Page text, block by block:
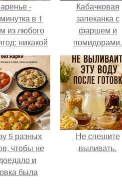
-
в 1
из любого
никакой
варки,
на
месте!
Кабачковая
запеканка с
фаршем и
помидорами.
5 разных
чтобы не
и
была
Не спешите
выливать.